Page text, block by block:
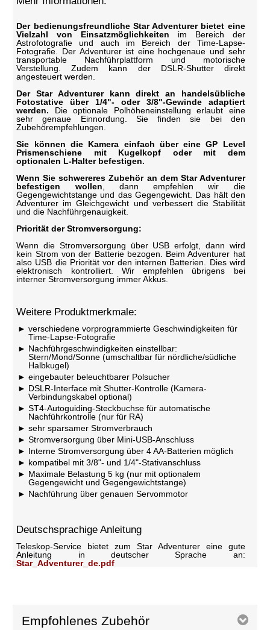
Der bedienungsfreundliche Star Adventurer bietet eine
Vielzahl von Einsatzmöglichkeiten im Bereich der
Astrofotografie und auch im Bereich der Time-Lapse-
Fotografie. Der Adventurer ist eine hochgenaue und sehr
transportable Nachführplattform und motorische
Verstellung. Zudem kann der DSLR-Shutter direkt
angesteuert werden.
Der Star Adventurer kann direkt an handelsübliche
Fotostative über 1/4"- oder 3/8"-Gewinde adaptiert
werden. Die optionale Polhöheneinstellung erlaubt eine
sehr genaue Einnordung. Sie finden sie bei den
Zubehörempfehlungen.
Sie können die Kamera einfach über eine GP Level
Prismenschiene mit Kugelkopf oder mit dem
optionalen L-Halter befestigen.
Wenn Sie schwereres Zubehör an dem Star Adventurer
befestigen wollen, dann empfehlen wir die
Gegengewichtstange und das Gegengewicht. Das hält den
Adventurer im Gleichgewicht und verbessert die Stabilität
und die Nachführgenauigkeit.
Priorität der Stromversorgung:
Wenn die Stromversorgung über USB erfolgt, dann wird
kein Strom von der Batterie bezogen. Beim Adventurer hat
also USB die Priorität vor den internen Batterien. Dies wird
elektronisch kontrolliert. Wir empfehlen übrigens bei
interner Stromversorgung immer Akkus.
Weitere Produktmerkmale:
verschiedene vorprogrammierte Geschwindigkeiten für
Time-Lapse-Fotografie
Nachführgeschwindigkeiten einstellbar:
Stern/Mond/Sonne (umschaltbar für nördliche/südliche
Halbkugel)
eingebauter beleuchtbarer Polsucher
DSLR-Interface mit Shutter-Kontrolle (Kamera-
Verbindungskabel optional)
ST4-Autoguiding-Steckbuchse für automatische
Nachführkontrolle (nur für RA)
sehr sparsamer Stromverbrauch
Stromversorgung über Mini-USB-Anschluss
Interne Stromversorgung über 4 AA-Batterien möglich
kompatibel mit 3/8"- und 1/4"-Stativanschluss
Maximale Belastung 5 kg (nur mit optionalem
Gegengewicht und Gegengewichtstange)
Nachführung über genauen Servommotor
Deutschsprachige Anleitung
Teleskop-Service bietet zum Star Adventurer eine gute
Anleitung in deutscher Sprache an:
Star_Adventurer_de.pdf
Empfohlenes Zubehör